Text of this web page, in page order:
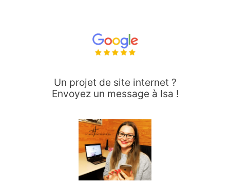
Un projet de site internet ?
Envoyez un message à Isa !